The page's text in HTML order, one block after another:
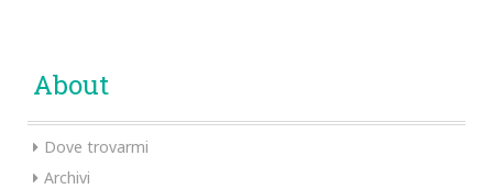
About
Dove trovarmi
Archivi